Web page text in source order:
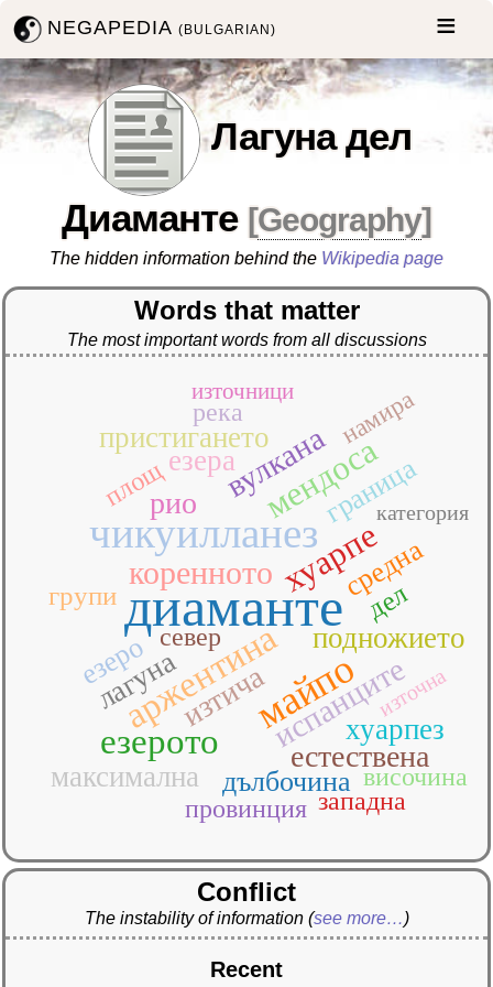
NEGAPEDIA(BULGARIAN)
Лагуна дел
Диаманте [Geography]
The hidden information behind the Wikipedia page
Words that matter
The most important words from all discussions
диаманте
чикуилланез
майпо
аржентина
езерото
мендоса
хуарпе
коренното
вулкана
испанците
естествена
изтича
рио
езера
лагуна
максимална
подножието
пристигането
хуарпез
граница
дълбочина
езеро
средна
групи дел
височина
западна
площ
провинция
река
север
намира
източници
източна
категория
Conflict
The instability of information (see more…)
Recent